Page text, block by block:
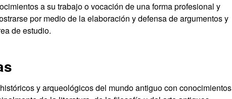
a su trabajo o vocación de una forma profesional y
por medio de la elaboración y defensa de argumentos y
de estudio.
y arqueológicos del mundo antiguo con conocimientos